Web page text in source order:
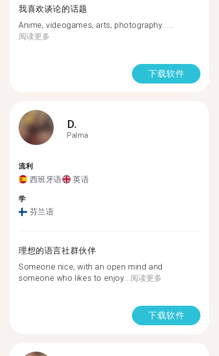
我喜欢谈论的话题
Anime, videogames, arts, photography.....
阅读更多
下载软件
D.
Palma
流利
西班牙语 英语
学
芬兰语
理想的语言社群伙伴
Someone nice, with an open mind and
someone who likes to enjoy...阅读更多
下载软件